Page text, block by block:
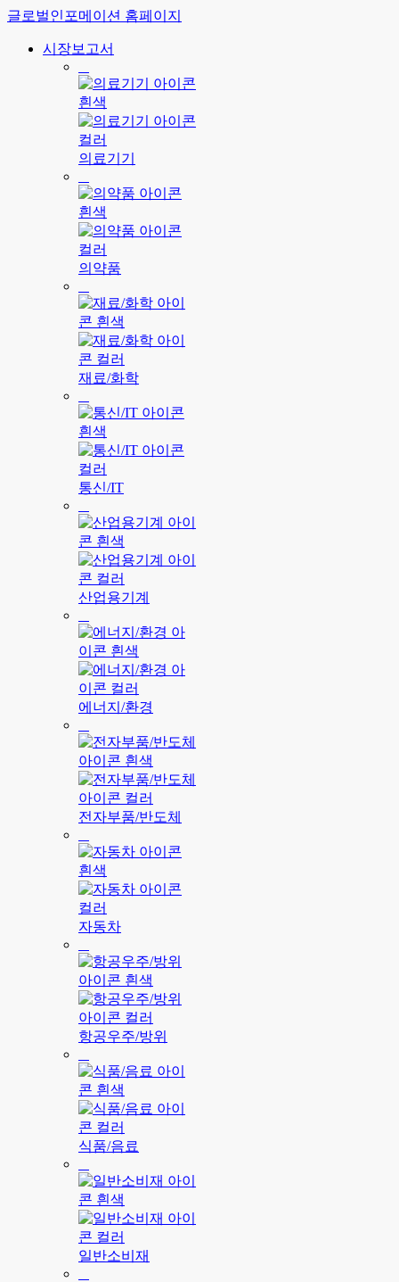
글로벌인포메이션 홈페이지
시장보고서
의료기기
의약품
재료/화학
통신/IT
산업용기계
에너지/환경
전자부품/반도체
자동차
항공우주/방위
식품/음료
일반소비재